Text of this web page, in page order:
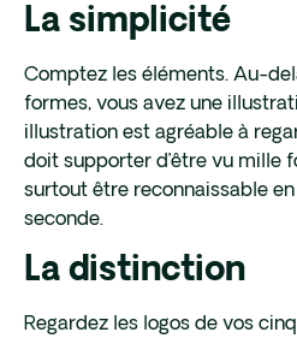
La simplicité
Comptez les éléments. Au-
formes, vous avez une
illustration est agréable à
doit supporter d’être vu mille
surtout être reconnaissable
seconde.
La distinction
Regardez les logos de vos